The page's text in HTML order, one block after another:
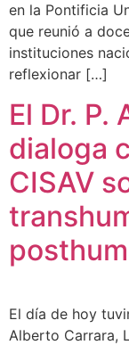
en la Pontificia
que reunió a
instituciones
reflexionar […]
El Dr. P.
dialoga
CISAV
El día de hoy
Alberto Carrara,